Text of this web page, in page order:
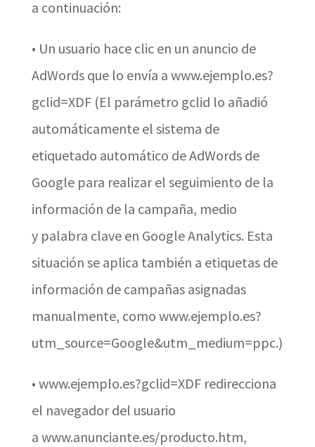
a continuación:
• Un usuario hace clic en un anuncio de
AdWords que lo envía a www.ejemplo.es?
gclid=XDF (El parámetro gclid lo añadió
automáticamente el sistema de
etiquetado automático de AdWords de
Google para realizar el seguimiento de la
información de la campaña, medio
y palabra clave en Google Analytics. Esta
situación se aplica también a etiquetas de
información de campañas asignadas
manualmente, como www.ejemplo.es?
utm_source=Google&utm_medium=ppc.)
• www.ejemplo.es?gclid=XDF redirecciona
el navegador del usuario
a www.anunciante.es/producto.htm,